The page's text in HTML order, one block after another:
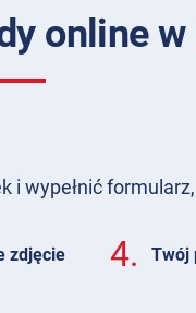
online w
i wypełnić
zdjęcie 4. Twój